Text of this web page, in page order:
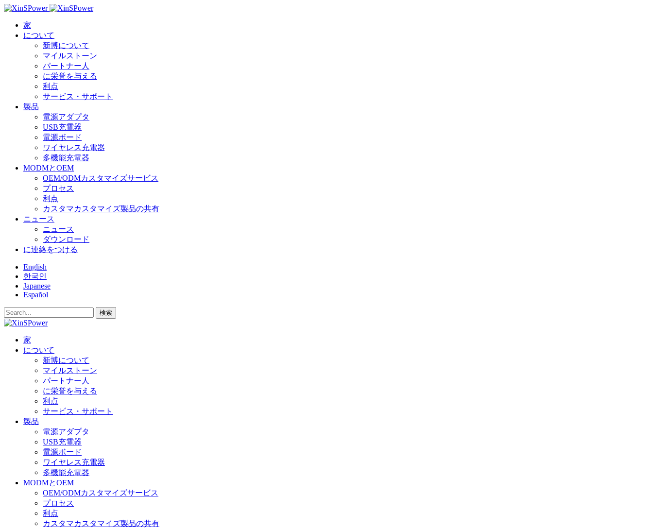
家
について
新博について
マイルストーン
パートナー人
に栄誉を与える
利点
サービス・サポート
製品
電源アダプタ
USB充電器
電源ボード
ワイヤレス充電器
多機能充電器
MODMとOEM
OEM/ODMカスタマイズサービス
プロセス
利点
カスタマカスタマイズ製品の共有
ニュース
ニュース
ダウンロード
に連絡をつける
English
한국인
Japanese
Español
検索
家
について
新博について
マイルストーン
パートナー人
に栄誉を与える
利点
サービス・サポート
製品
電源アダプタ
USB充電器
電源ボード
ワイヤレス充電器
多機能充電器
MODMとOEM
OEM/ODMカスタマイズサービス
プロセス
利点
カスタマカスタマイズ製品の共有